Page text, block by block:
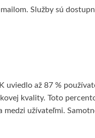
Služby sú
až 87 %
kvality. Toto
medzi užívateľmi.